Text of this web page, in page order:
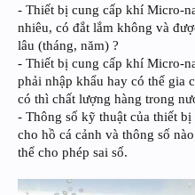
- Thiết bị cung cấp khí Micro-
nhiêu, có đắt lắm không và
lâu (tháng, năm) ?
- Thiết bị cung cấp khí Micro-
phải nhập khẩu hay có thể gia
có thì chất lượng hàng trong
- Thông số kỹ thuật của thiết
cho hồ cá cảnh và thông số
thể cho phép sai số.